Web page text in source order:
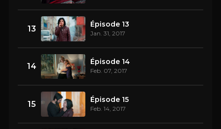
13 Épisode 13
Jan. 31, 2017
14 Épisode 14
Feb. 07, 2017
15 Épisode 15
Feb. 14, 2017